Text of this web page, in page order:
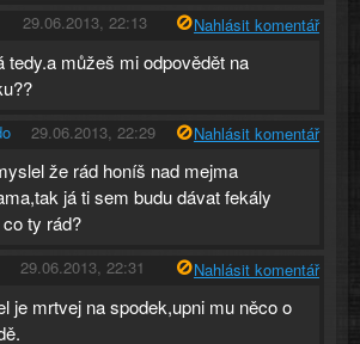
29.06.2013, 22:13 Nahlásit komentář
tedy.a můžeš mi odpovědět na
29.06.2013, 22:29 Nahlásit komentář
že rád honíš nad mejma
já ti sem budu dávat fekály
co ty rád?
29.06.2013, 22:31 Nahlásit komentář
je mrtvej na spodek,upni mu něco o